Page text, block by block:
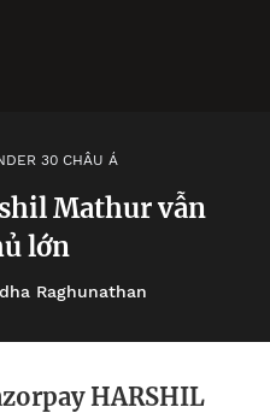
30 CHÂU Á
Mathur vẫn
lớn
Raghunathan
HARSHIL